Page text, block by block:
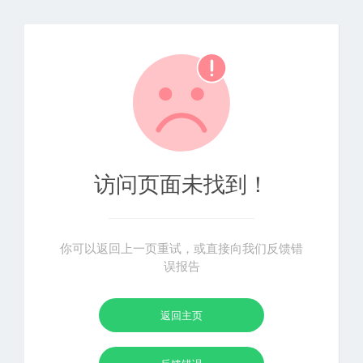
访问页面未找到！
你可以返回上一页重试，或直接向我们反馈错
误报告
返回主页